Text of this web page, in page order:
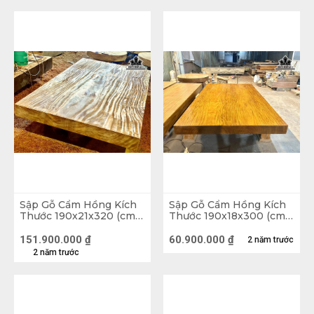
Sập Gỗ Cẩm Hồng Kích
Thước 190x21x320 (cm)
2 năm trước
151.900.000 ₫
Sập Gỗ Cẩm Hồng Kích
Thước 190x18x300 (cm)
2 năm trước
60.900.000 ₫